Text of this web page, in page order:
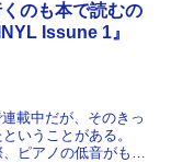
のも本で読むの
Issune 1』
載中だが、そのきっ
いうことがある。
ピアノの低音がもの